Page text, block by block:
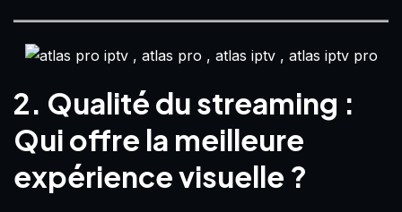
2. Qualité du streaming :
Qui offre la meilleure
expérience visuelle ?